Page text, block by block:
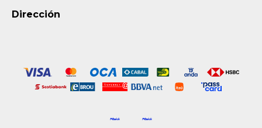
Dirección